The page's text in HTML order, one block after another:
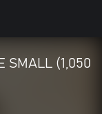
SMALL (1,050